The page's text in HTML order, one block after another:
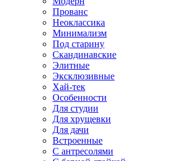
Прованс
Неоклассика
Минимализм
Под старину
Скандинавские
Элитные
Эксклюзивные
Хай-тек
Особенности
Для студии
Для хрущевки
Для дачи
Встроенные
С антресолями